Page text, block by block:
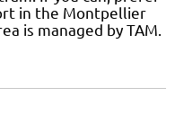
in the Montpellier
is managed by TAM.